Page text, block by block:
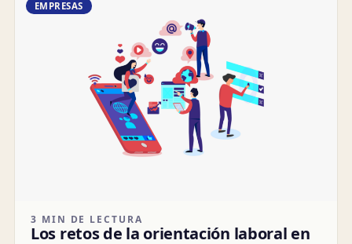
EMPRESAS
3 MIN DE LECTURA
Los retos de la orientación laboral en